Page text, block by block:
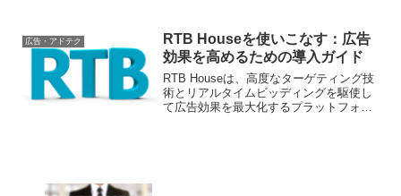
広告・アドテク
RTB Houseを使いこなす：広告
効果を高めるための導入ガイド
RTB Houseは、高度なターゲティング技
術とリアルタイムビッディングを駆使し
て広告効果を最大化するプラットフォー